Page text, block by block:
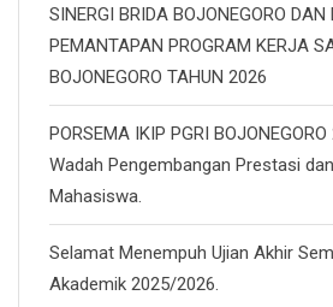
SINERGI BRIDA BOJONEGORO
PEMANTAPAN PROGRAM KERJA
BOJONEGORO TAHUN 2026
PORSEMA IKIP PGRI
Wadah Pengembangan Prestasi
Mahasiswa.
Selamat Menempuh Ujian Akhir
Akademik 2025/2026.